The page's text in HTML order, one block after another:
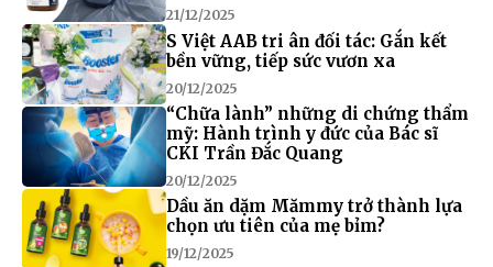
21/12/2025
S Việt AAB tri ân đối tác: Gắn kết
bền vững, tiếp sức vươn xa
20/12/2025
“Chữa lành” những di chứng thẩm
mỹ: Hành trình y đức của Bác sĩ
CKI Trần Đắc Quang
20/12/2025
Dầu ăn dặm Mămmy trở thành lựa
chọn ưu tiên của mẹ bỉm?
19/12/2025